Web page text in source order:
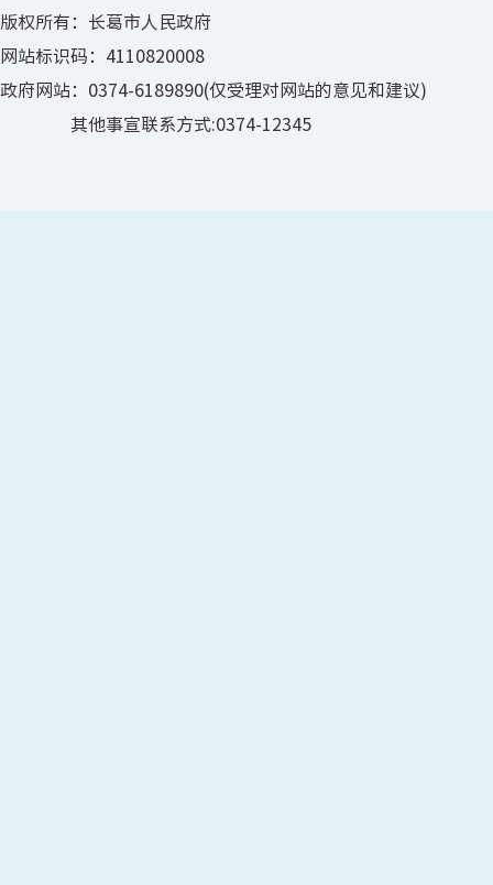
版权所有：长葛市人民政府
网站标识码：4110820008
政府网站：0374-6189890(仅受理对网站的意见和建议)
其他事宣联系方式:0374-12345